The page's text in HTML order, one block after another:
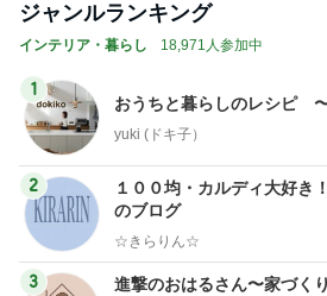
ジャンルランキング
インテリア・暮らし 18,971人参加中
1
おうちと暮らしのレシピ
yuki (ドキ子）
2
１００均・カルディ大好
のブログ
☆きらりん☆
3
進撃のおはるさん〜家づく